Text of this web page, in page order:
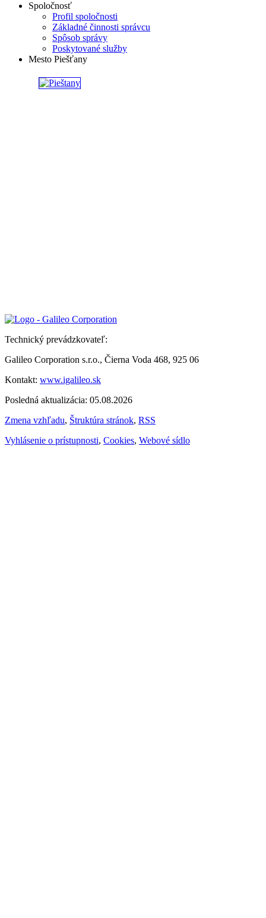
Spoločnosť
Profil spoločnosti
Základné činnosti správcu
Spôsob správy
Poskytované služby
Mesto Piešťany
Technický prevádzkovateľ:
Galileo Corporation s.r.o., Čierna Voda 468, 925 06
Kontakt: www.igalileo.sk
Posledná aktualizácia: 05.08.2026
Zmena vzhľadu, Štruktúra stránok, RSS
Vyhlásenie o prístupnosti, Cookies, Webové sídlo